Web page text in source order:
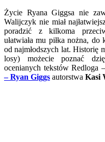
Życie Ryana Giggsa nie
Walijczyk nie miał
poradzić z kilkoma
ułatwiała mu piłka nożna,
od najmłodszych lat. Historię
losy) możecie poznać
ocenianych tekstów Redloga –
– Ryan Giggs autorstwa Kasi